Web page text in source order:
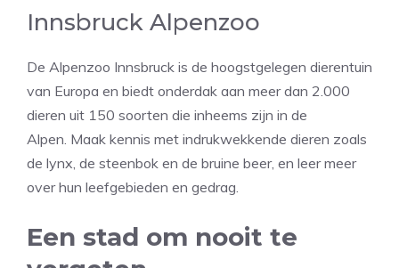
Innsbruck Alpenzoo
De Alpenzoo Innsbruck is de hoogstgelegen dierentuin
van Europa en biedt onderdak aan meer dan 2.000
dieren uit 150 soorten die inheems zijn in de
Alpen. Maak kennis met indrukwekkende dieren zoals
de lynx, de steenbok en de bruine beer, en leer meer
over hun leefgebieden en gedrag.
Een stad om nooit te